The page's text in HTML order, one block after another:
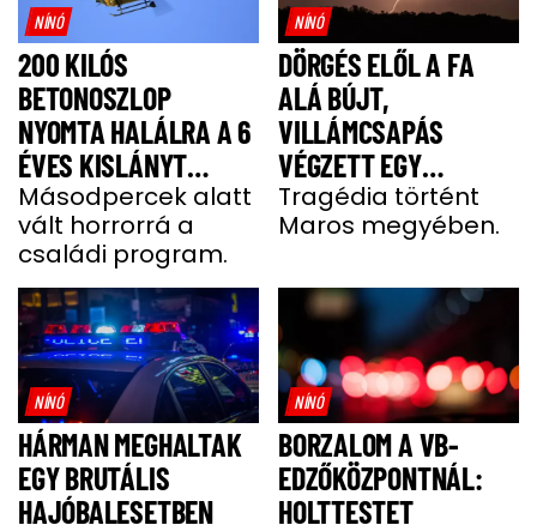
NÍNÓ
200 KILÓS
BETONOSZLOP
NYOMTA HALÁLRA A 6
ÉVES KISLÁNYT
HEVESBEN
Másodpercek alatt
vált horrorrá a
családi program.
NÍNÓ
DÖRGÉS ELŐL A FA
ALÁ BÚJT,
VILLÁMCSAPÁS
VÉGZETT EGY
FÉRFIVEL
Tragédia történt
Maros megyében.
NÍNÓ
HÁRMAN MEGHALTAK
EGY BRUTÁLIS
HAJÓBALESETBEN
NÍNÓ
BORZALOM A VB-
EDZŐKÖZPONTNÁL:
HOLTTESTET